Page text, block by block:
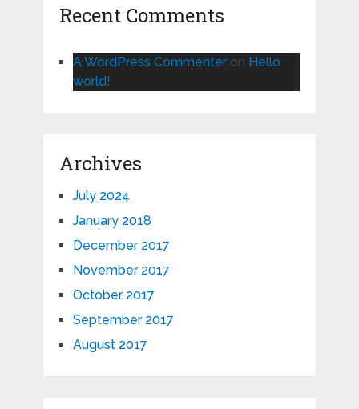
Recent Comments
A WordPress Commenteron Hello
world!
Archives
July 2024
January 2018
December 2017
November 2017
October 2017
September 2017
August 2017